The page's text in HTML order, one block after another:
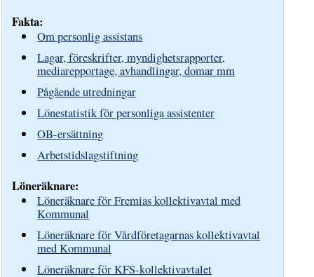
Fakta:
Om personlig assistans
Lagar, föreskrifter, myndighetsrapporter,
mediarepportage, avhandlingar, domar mm
Pågående utredningar
Lönestatistik för personliga assistenter
OB-ersättning
Arbetstidslagstiftning
Löneräknare:
Löneräknare för Fremias kollektivavtal med
Kommunal
Löneräknare för Vårdföretagarnas kollektivavtal
med Kommunal
Löneräknare för KFS-kollektivavtalet